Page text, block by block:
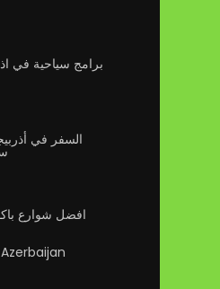
برامج سياحية في
السفر في
افضل شوارع